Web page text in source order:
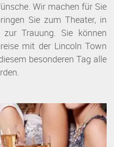
Wir machen für Sie
Sie zum Theater, in
Trauung. Sie können
mit der Lincoln Town
besonderen Tag alle